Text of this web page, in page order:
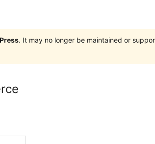
. It may no longer be maintained or